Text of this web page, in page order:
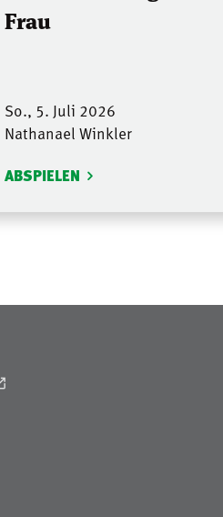
Frau
So., 5. Juli 2026
Nathanael Winkler
ABSPIELEN